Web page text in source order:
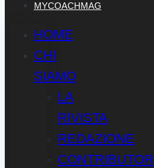
MYCOACHMAG
HOME
CHI
SIAMO
LA
RIVISTA
REDAZIONE
CONTRIBUTOR